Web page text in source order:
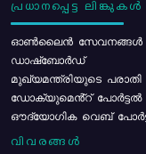
പ്രധാനപ്പെട്ട ലിങ്കുകൾ
ഓൺലൈൻ സേവനങ്ങൾ
ഡാഷ്ബോർഡ്
മുഖ്യമന്ത്രിയുടെ പരാതി
ഡോക്യുമെൻ്റ് പോർട്ടൽ
ഔദ്യോഗിക വെബ്
വിവരങ്ങൾ